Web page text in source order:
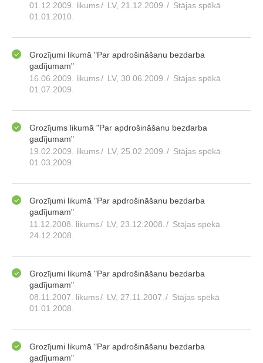
01.12.2009. likums/ LV, 21.12.2009. / Stājas spēkā
01.01.2010.
Grozījumi likumā "Par apdrošināšanu bezdarba
gadījumam"
16.06.2009. likums/ LV, 30.06.2009. / Stājas spēkā
01.07.2009.
Grozījums likumā "Par apdrošināšanu bezdarba
gadījumam"
19.02.2009. likums/ LV, 25.02.2009. / Stājas spēkā
01.03.2009.
Grozījumi likumā "Par apdrošināšanu bezdarba
gadījumam"
11.12.2008. likums/ LV, 23.12.2008. / Stājas spēkā
24.12.2008.
Grozījumi likumā "Par apdrošināšanu bezdarba
gadījumam"
08.11.2007. likums/ LV, 27.11.2007. / Stājas spēkā
01.01.2008.
Grozījumi likumā "Par apdrošināšanu bezdarba
gadījumam"